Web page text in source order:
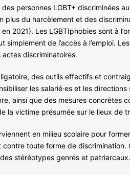
personnes LGBT+ discriminées
plus du harcèlement et des
2021). Les LGBTIphobies sont à
simplement de l’accès à l’emploi.
discriminatoires.
des outils effectifs et
les salarié∙es et les
ainsi que des mesures concrètes
la victime présumée sur le lieux de
en milieu scolaire pour
toute forme de
stéréotypes genrés et